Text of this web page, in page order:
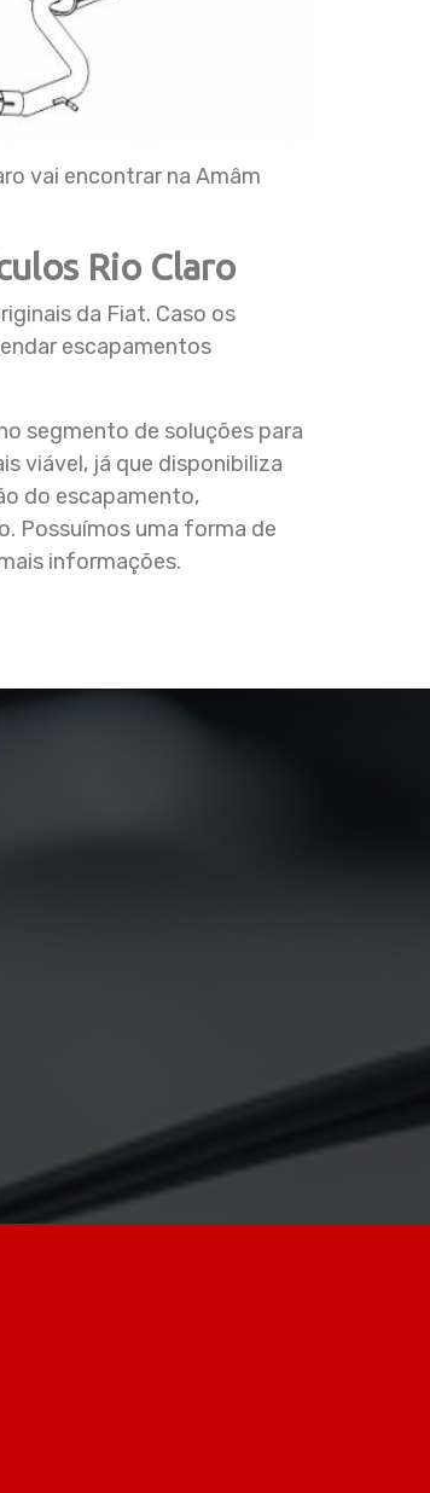
vai encontrar na Amâm
Rio Claro
da Fiat. Caso os
escapamentos
segmento de soluções para
viável, já que disponibiliza
do escapamento,
Possuímos uma forma de
informações.